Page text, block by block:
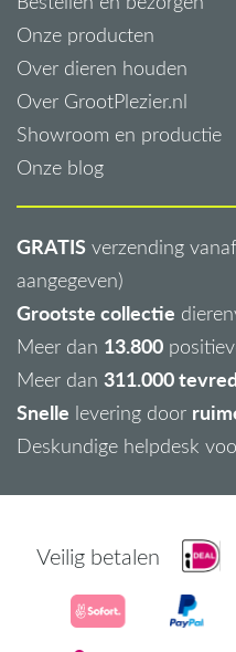
Onze producten
Over dieren houden
Over GrootPlezier.nl
Showroom en productie
Onze blog
GRATIS verzending
aangegeven)
Grootste collectie
Meer dan 13.800
Meer dan 311.000
Snelle levering door
Deskundige helpdesk
Veilig betalen